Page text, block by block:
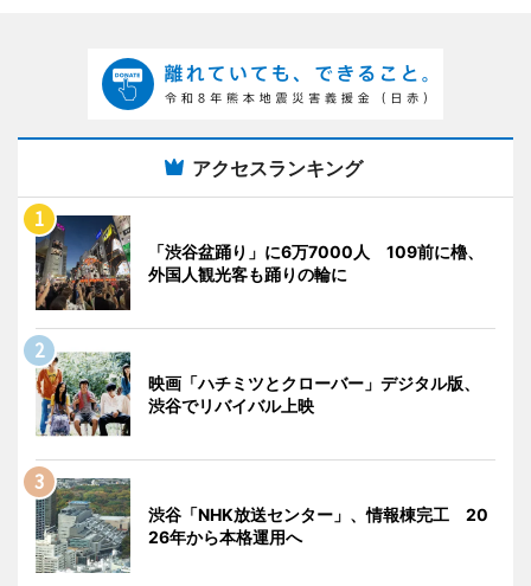
アクセスランキング
「渋谷盆踊り」に6万7000人 109前に櫓、
外国人観光客も踊りの輪に
映画「ハチミツとクローバー」デジタル版、
渋谷でリバイバル上映
渋谷「NHK放送センター」、情報棟完工 20
26年から本格運用へ